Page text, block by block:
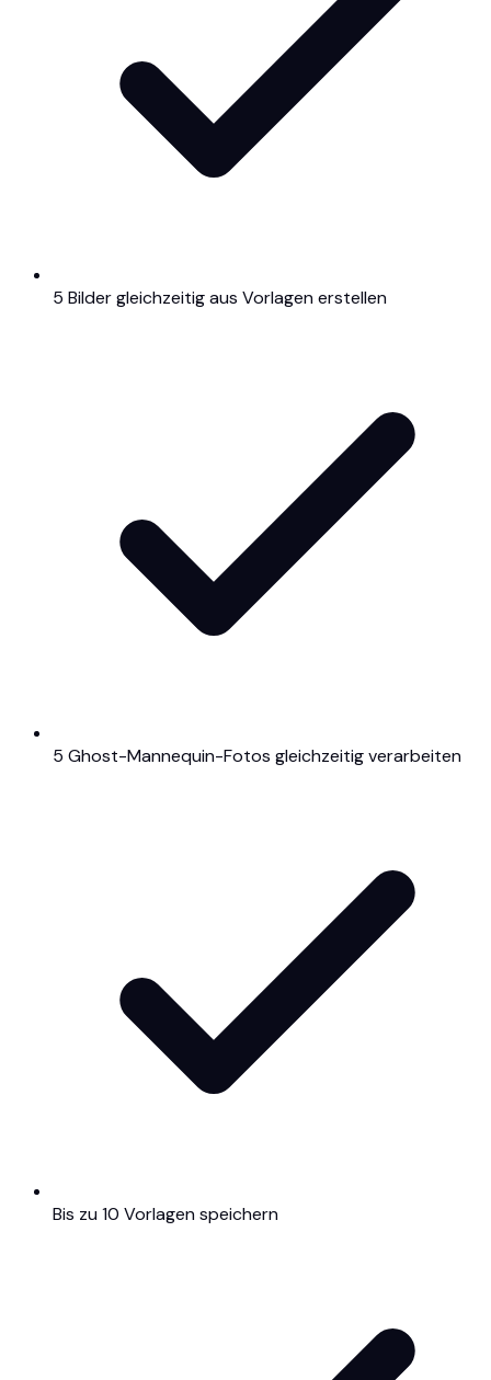
5 Bilder gleichzeitig aus Vorlagen erstellen
5 Ghost-Mannequin-Fotos gleichzeitig verarbeiten
Bis zu 10 Vorlagen speichern